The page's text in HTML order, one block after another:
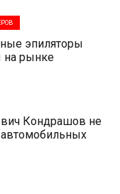
эпиляторы
на рынке
Кондрашов не